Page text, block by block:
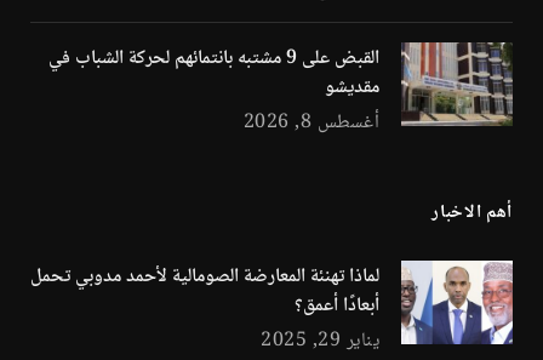
القبض على 9 مشتبه بانتمائهم لحركة الشباب في
مقديشو
أغسطس 8, 2026
أهم الاخبار
لماذا تهنئة المعارضة الصومالية لأحمد مدوبي تحمل
أبعادًا أعمق؟
يناير 29, 2025